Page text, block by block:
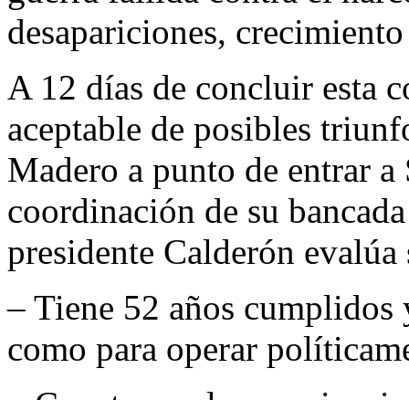
desapariciones,
A 12 días de concluir esta
aceptable de posibles
Madero a punto de entrar a
coordinación de su
presidente Calderón evalúa
– Tiene 52 años
como para operar